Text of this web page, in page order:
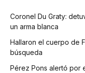
Coronel Du Graty:
un arma blanca
Hallaron el cuerpo de
búsqueda
Pérez Pons alertó por